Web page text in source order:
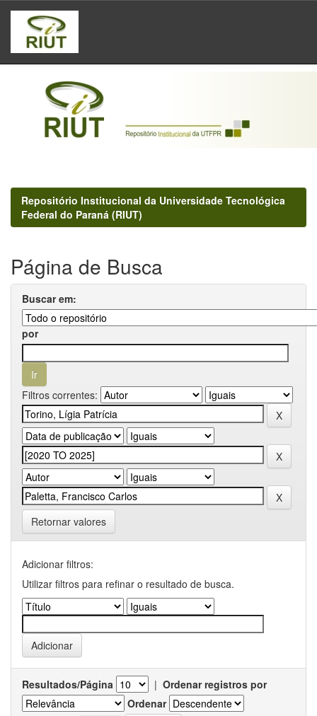
Skip
navigation
Repositório Institucional da Universidade Tecnológica
Federal do Paraná (RIUT)
Página de Busca
Buscar em:
por
Filtros correntes:
Retornar valores
Adicionar filtros:
Utilizar filtros para refinar o resultado de busca.
Resultados/Página | Ordenar registros por
Ordenar